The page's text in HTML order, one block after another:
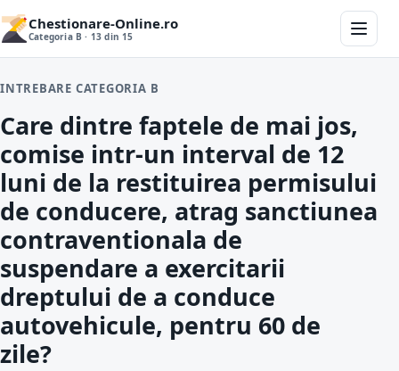
Chestionare-Online.ro
Categoria B · 13 din 15
INTREBARE CATEGORIA B
Care dintre faptele de mai jos,
comise intr-un interval de 12
luni de la restituirea permisului
de conducere, atrag sanctiunea
contraventionala de
suspendare a exercitarii
dreptului de a conduce
autovehicule, pentru 60 de
zile?